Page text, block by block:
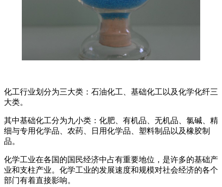
化工行业划分为三大类：石油化工、基础化工以及化学化纤三
大类。
其中基础化工分为九小类：化肥、有机品、无机品、氯碱、精
细与专用化学品、农药、日用化学品、塑料制品以及橡胶制
品。
化学工业在各国的国民经济中占有重要地位，是许多的基础产
业和支柱产业。化学工业的发展速度和规模对社会经济的各个
部门有着直接影响。